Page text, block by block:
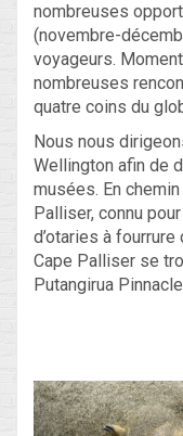
nombreuses
(novembre-
voyageurs.
nombreuses
quatre coins du
Nous nous
Wellington afin de
musées. En
Palliser, connu
d’otaries à
Cape Palliser se
Putangirua